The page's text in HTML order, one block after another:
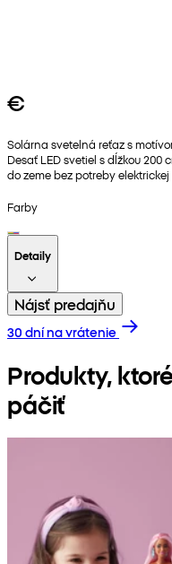
€
Solárna svetelná reťaz s
Desať LED svetiel s dĺžkou
do zeme bez potreby elektrickej
Farby
Detaily
Nájsť predajňu
30 dní na vrátenie
Produkty,
páčiť